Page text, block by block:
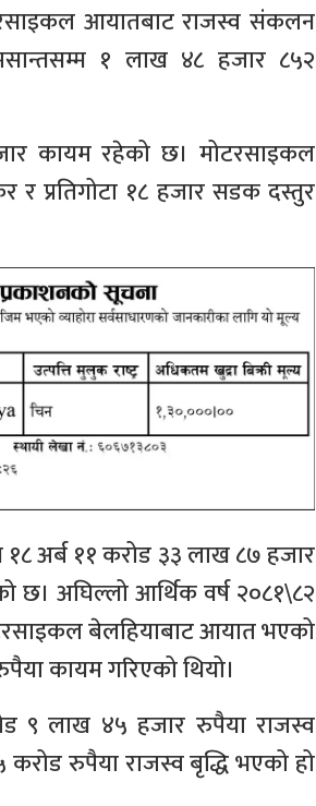
आयातबाट राजस्व संकलन
१ लाख ४८ हजार ८५२
कायम रहेको छ। मोटरसाइकल
र प्रतिगोटा १८ हजार सडक दस्तुर
अर्ब ११ करोड ३३ लाख ८७ हजार
अघिल्लो आर्थिक वर्ष २०८१\८२
बेलहियाबाट आयात भएको
कायम गरिएको थियो।
९ लाख ४५ हजार रुपैया राजस्व
रुपैया राजस्व बृद्धि भएको हो